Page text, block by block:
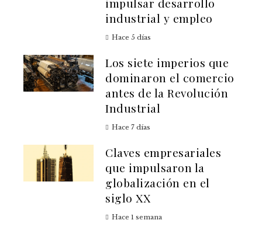
impulsar desarrollo
industrial y empleo
Hace 5 días
Los siete imperios que
dominaron el comercio
antes de la Revolución
Industrial
Hace 7 días
Claves empresariales
que impulsaron la
globalización en el
siglo XX
Hace 1 semana